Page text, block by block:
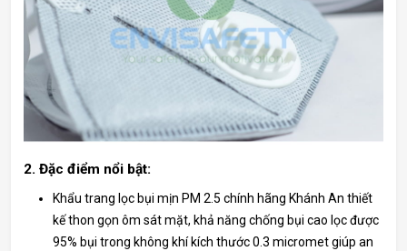
2. Đặc điểm nổi bật:
Khẩu trang lọc bụi mịn PM 2.5 chính hãng Khánh An thiết
kế thon gọn ôm sát mặt, khả năng chống bụi cao lọc được
95% bụi trong không khí kích thước 0.3 micromet giúp an